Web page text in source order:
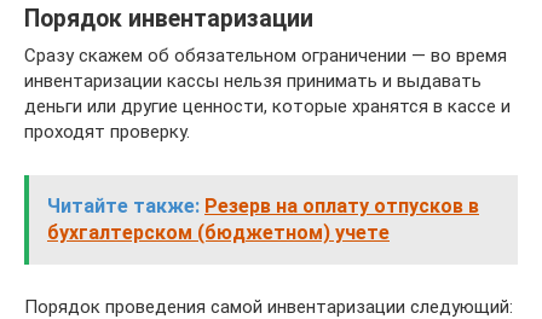
Порядок инвентаризации
Сразу скажем об обязательном ограничении — во время
инвентаризации кассы нельзя принимать и выдавать
деньги или другие ценности, которые хранятся в кассе и
проходят проверку.
Читайте также: Резерв на оплату отпусков в
бухгалтерском (бюджетном) учете
Порядок проведения самой инвентаризации следующий: